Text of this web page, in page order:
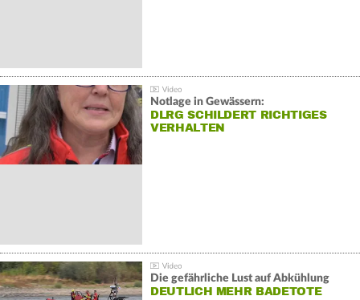
Notlage in Gewässern:
DLRG SCHILDERT RICHTIGES
VERHALTEN
Die gefährliche Lust auf Abkühlung
DEUTLICH MEHR BADETOTE